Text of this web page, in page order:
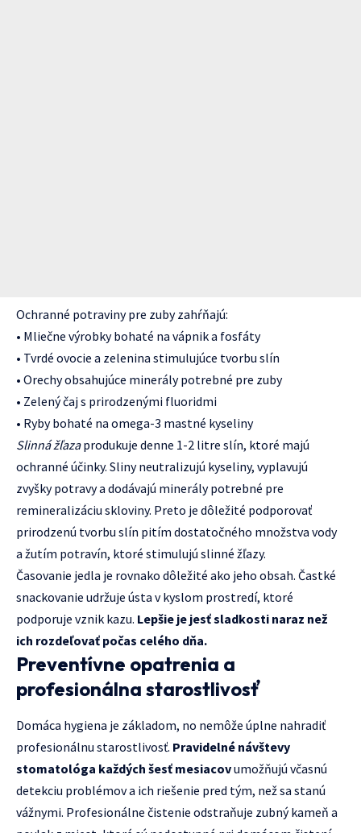
Ochranné potraviny pre zuby zahŕňajú:
• Mliečne výrobky bohaté na vápnik a fosfáty
• Tvrdé ovocie a zelenina stimulujúce tvorbu slín
• Orechy obsahujúce minerály potrebné pre zuby
• Zelený čaj s prirodzenými fluoridmi
• Ryby bohaté na omega-3 mastné kyseliny
Slinná žľazaprodukuje denne 1-2 litre slín, ktoré majú
ochranné účinky. Sliny neutralizujú kyseliny, vyplavujú
zvyšky potravy a dodávajú minerály potrebné pre
remineralizáciu skloviny. Preto je dôležité podporovať
prirodzenú tvorbu slín pitím dostatočného množstva vody
a žutím potravín, ktoré stimulujú slinné žľazy.
Časovanie jedla je rovnako dôležité ako jeho obsah. Častké
snackovanie udržuje ústa v kyslom prostredí, ktoré
podporuje vznik kazu. Lepšie je jesť sladkosti naraz než
ich rozdeľovať počas celého dňa.
Preventívne opatrenia a
profesionálna starostlivosť
Domáca hygiena je základom, no nemôže úplne nahradiť
profesionálnu starostlivosť. Pravidelné návštevy
stomatológa každých šesť mesiacovumožňujú včasnú
detekciu problémov a ich riešenie pred tým, než sa stanú
vážnymi. Profesionálne čistenie odstraňuje zubný kameň a